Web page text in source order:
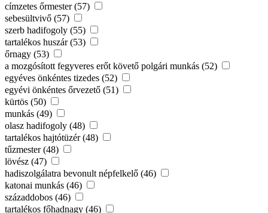
címzetes őrmester (57)
sebesültvivő (57)
szerb hadifogoly (55)
tartalékos huszár (53)
őrnagy (53)
a mozgósított fegyveres erőt követő polgári munkás (52)
egyéves önkéntes tizedes (52)
egyévi önkéntes őrvezető (51)
kürtös (50)
munkás (49)
olasz hadifogoly (48)
tartalékos hajtótüzér (48)
tűzmester (48)
lövész (47)
hadiszolgálatra bevonult népfelkelő (46)
katonai munkás (46)
századdobos (46)
tartalékos főhadnagy (46)